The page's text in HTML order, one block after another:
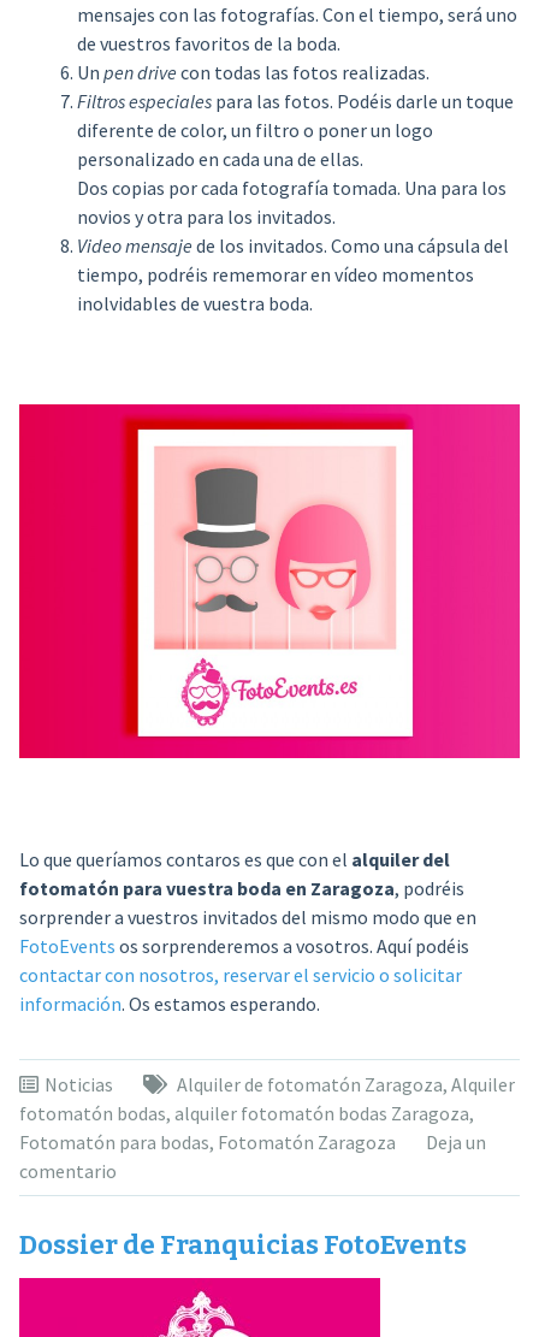
mensajes con las fotografías. Con el tiempo, será uno
de vuestros favoritos de la boda.
Un pen drive con todas las fotos realizadas.
Filtros especialespara las fotos. Podéis darle un toque
diferente de color, un filtro o poner un logo
personalizado en cada una de ellas.
Dos copias por cada fotografía tomada. Una para los
novios y otra para los invitados.
Video mensaje de los invitados. Como una cápsula del
tiempo, podréis rememorar en vídeo momentos
inolvidables de vuestra boda.
Lo que queríamos contaros es que con el alquiler del
fotomatón para vuestra boda en Zaragoza, podréis
sorprender a vuestros invitados del mismo modo que en
FotoEvents os sorprenderemos a vosotros. Aquí podéis
contactar con nosotros, reservar el servicio o solicitar
información. Os estamos esperando.
Noticias Alquiler de fotomatón Zaragoza, Alquiler
fotomatón bodas, alquiler fotomatón bodas Zaragoza,
Fotomatón para bodas, Fotomatón Zaragoza
Deja un
comentario
Dossier de Franquicias FotoEvents